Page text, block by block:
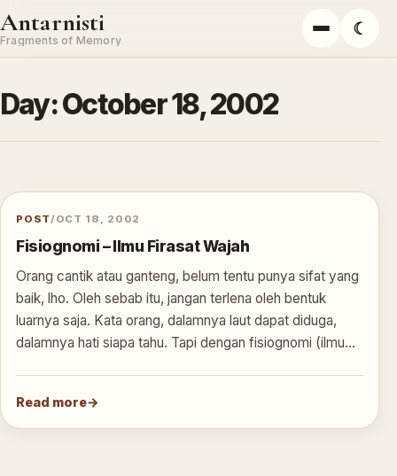
Skip to content
Antarnisti
Fragments of Memory Menu
☾
Day:October 18, 2002
POST / OCT 18, 2002
Fisiognomi – Ilmu Firasat Wajah
Orang cantik atau ganteng, belum tentu punya sifat yang
baik, lho. Oleh sebab itu, jangan terlena oleh bentuk
luarnya saja. Kata orang, dalamnya laut dapat diduga,
dalamnya hati siapa tahu. Tapi dengan fisiognomi (ilmu…
Read more